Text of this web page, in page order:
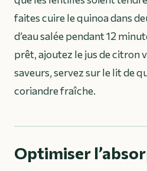
faites cuire le quinoa dans
d’eau salée pendant 12
prêt, ajoutez le jus de citron
saveurs, servez sur le lit de
coriandre fraîche.
Optimiser